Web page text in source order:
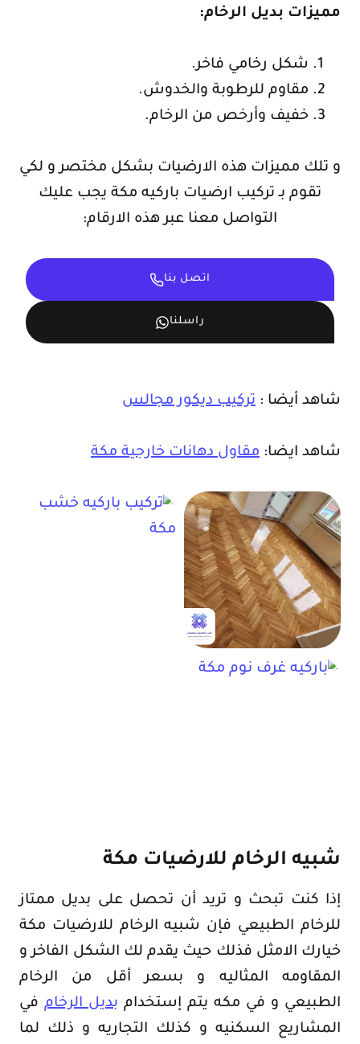
مميزات بديل الرخام:
شكل رخامي فاخر.
مقاوم للرطوبة والخدوش.
خفيف وأرخص من الرخام.
و تلك مميزات هذه الارضيات بشكل مختصر و لكي
تقوم بـ تركيب ارضيات باركيه مكة يجب عليك
التواصل معنا عبر هذه الارقام:
اتصل بنا
راسلنا
شاهد أيضا : تركيب ديكور مجالس
شاهد ايضا: مقاول دهانات خارجية مكة
شبيه الرخام للارضيات مكة
إذا كنت تبحث و تريد أن تحصل على بديل ممتاز
للرخام الطبيعي فإن شبيه الرخام للارضيات مكة
خيارك الامثل فذلك حيث يقدم لك الشكل الفاخر و
المقاومه المثاليه و بسعر أقل من الرخام
الطبيعي و في مكه يتم إستخدام بديل الرخام في
المشاريع السكنيه و كذلك التجاريه و ذلك لما